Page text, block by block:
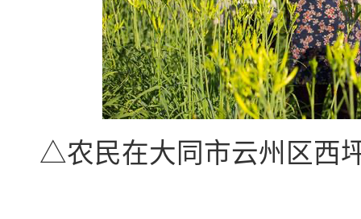
△农民在大同市云州区西